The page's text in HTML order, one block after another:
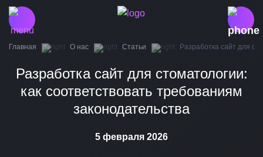
Главная О нас Статьи Разработка сайт для
Разработка сайт для стоматологии:
как соответствовать требованиям
законодательства
5 февраля 2026